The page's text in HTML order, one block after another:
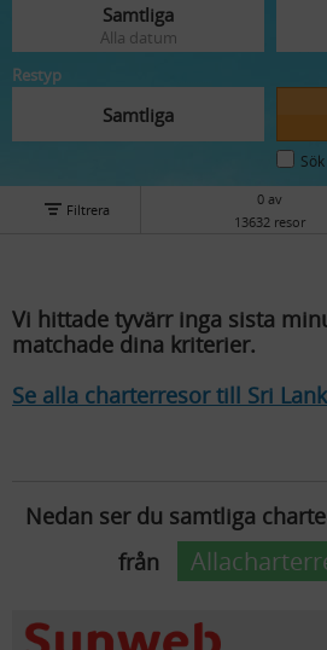
Samtliga
Alla datum
Restyp
Samtliga
Filtrera
0 av
13632 resor
Vi hittade tyvärr inga sista
matchade dina kriterier.
Se alla charterresor till Sri
Nedan ser du samtliga
från